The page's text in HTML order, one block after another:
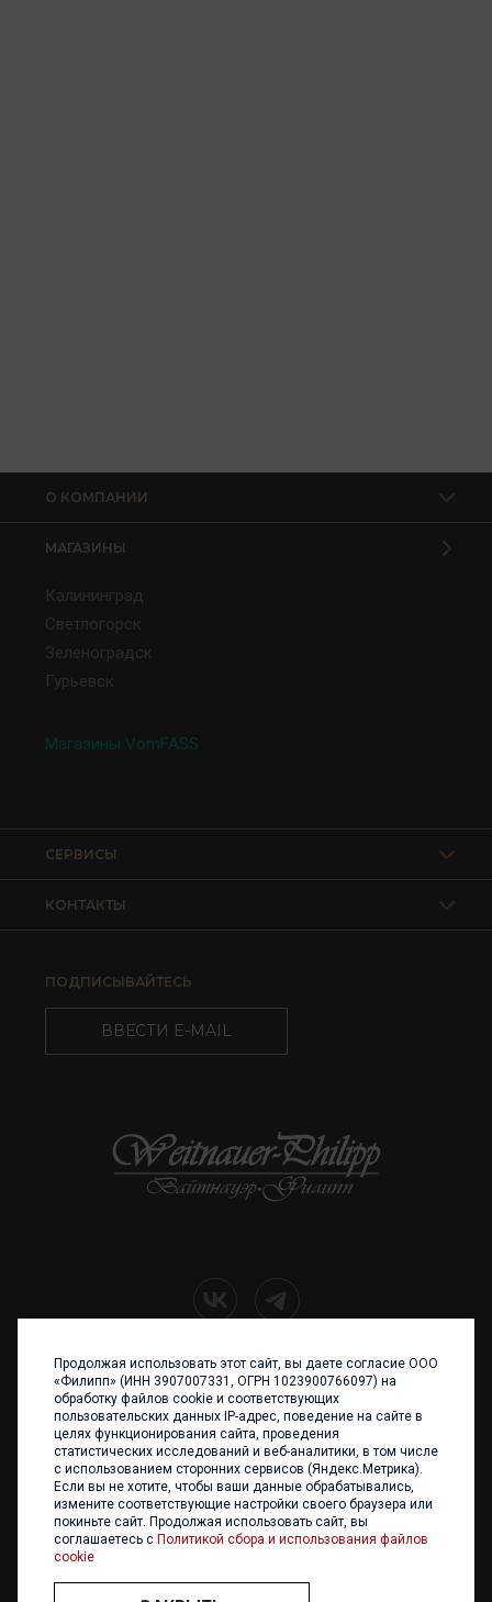
О КОМПАНИИ
МАГАЗИНЫ
Калининград
Светлогорск
Зеленоградск
Гурьевск
Магазины VomFASS
КОНТАКТЫ
СЕРВИСЫ
ПОДПИСЫВАЙТЕСЬ
ВВЕСТИ E-MAIL
+7 (4012) 960 898
236017 Калининград,
ул. Каштановая аллея, 47
Телефон: +7 4012 960 898,
+7 4012 960 856
Написать нам
Продолжая использовать этот сайт, вы даете согласие ООО
«Филипп» (ИНН 3907007331, ОГРН 1023900766097) на
обработку файлов cookie и соответствующих
пользовательских данных IP-адрес, поведение на сайте в
целях функционирования сайта, проведения
статистических исследований и веб-аналитики, в том числе
с использованием сторонних сервисов (Яндекс.Метрика).
Если вы не хотите, чтобы ваши данные обрабатывались,
измените соответствующие настройки своего браузера или
покиньте сайт. Продолжая использовать сайт, вы
соглашаетесь с Политикой сбора и использования файлов
cookie